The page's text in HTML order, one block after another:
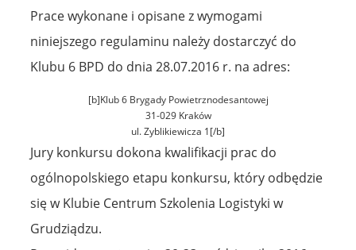
Prace wykonane i opisane z wymogami
niniejszego regulaminu należy dostarczyć do
Klubu 6 BPD do dnia 28.07.2016 r. na adres:
[b]Klub 6 Brygady Powietrznodesantowej
31-029 Kraków
ul. Zyblikiewicza 1[/b]
Jury konkursu dokona kwalifikacji prac do
ogólnopolskiego etapu konkursu, który odbędzie
się w Klubie Centrum Szkolenia Logistyki w
Grudziądzu.